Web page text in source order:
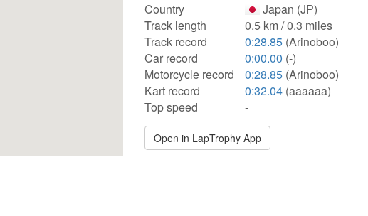
Country
Japan (JP)
Track length
0.5 km / 0.3 miles
Track record
0:28.85 (Arinoboo)
Car record
0:00.00 (-)
Motorcycle record
0:28.85 (Arinoboo)
Kart record
0:32.04 (aaaaaa)
Top speed
-
Open in LapTrophy App